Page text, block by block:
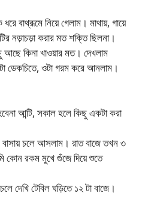
বাথ্রূমে নিয়ে গেলাম। মাথায়, গায়ে
নড়াচড়া করার মত শক্তি ছিলনা।
আছে কিনা খাওয়ার মত। দেখলাম
ডেকচিতে, ওটা গরম করে আনলাম।
আন্টি, সকাল হলে কিছু একটা করা
বাসায় চলে আসলাম। রাত বাজে তখন ৩
কোন রকম মুখে গুঁজে দিয়ে শুতে
দেখি টেবিল ঘড়িতে ১২ টা বাজে।